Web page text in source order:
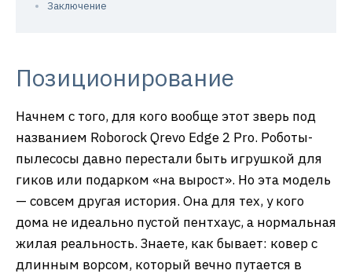
Заключение
Позиционирование
Начнем с того, для кого вообще этот зверь под
названием Roborock Qrevo Edge 2 Pro. Роботы-
пылесосы давно перестали быть игрушкой для
гиков или подарком «на вырост». Но эта модель
— совсем другая история. Она для тех, у кого
дома не идеально пустой пентхаус, а нормальная
жилая реальность. Знаете, как бывает: ковер с
длинным ворсом, который вечно путается в